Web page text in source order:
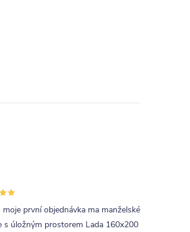
moje první objednávka ma manželské
s úložným prostorem Lada 160x200